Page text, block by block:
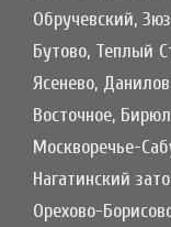
Обручевский,
Бутово, Теплый
Ясенево,
Восточное,
Москворечье-
Нагатинский
Орехово-